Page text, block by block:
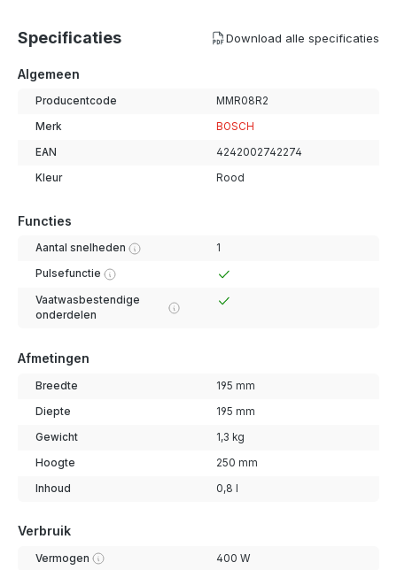
Specificaties Download alle specificaties
Algemeen
Producentcode MMR08R2
Merk BOSCH
EAN 4242002742274
Kleur Rood
Functies
Aantal snelheden 1
Pulsefunctie
Vaatwasbestendige
onderdelen
Afmetingen
Breedte 195 mm
Diepte 195 mm
Gewicht 1,3 kg
Hoogte 250 mm
Inhoud 0,8 l
Verbruik
Vermogen 400 W